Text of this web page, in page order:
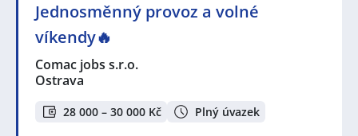
Jednosměnný provoz a volné
víkendy🔥
Comac jobs s.r.o.
Ostrava
28 000 – 30 000 Kč Plný úvazek